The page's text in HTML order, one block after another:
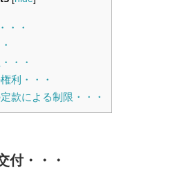
・・
・・
利・・・
款による制限・・・
付・・・